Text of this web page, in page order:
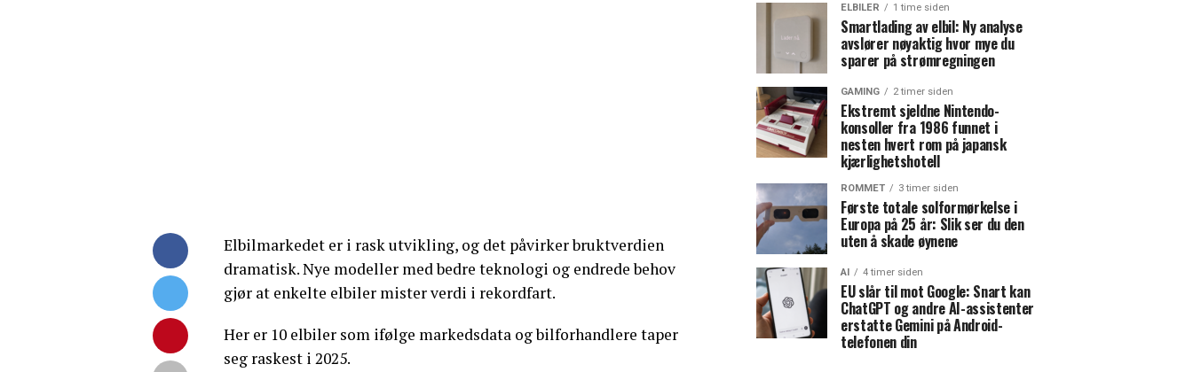
Elbilmarkedet er i rask utvikling, og det påvirker bruktverdien
dramatisk. Nye modeller med bedre teknologi og endrede behov
gjør at enkelte elbiler mister verdi i rekordfart.
Her er 10 elbiler som ifølge markedsdata og bilforhandlere taper
seg raskest i 2025.
ELBILER 1 time siden
Smartlading av elbil: Ny analyse
avslører nøyaktig hvor mye du
sparer på strømregningen
GAMING 2 timer siden
Ekstremt sjeldne Nintendo-
konsoller fra 1986 funnet i
nesten hvert rom på japansk
kjærlighetshotell
ROMMET 3 timer siden
Første totale solformørkelse i
Europa på 25 år: Slik ser du den
uten å skade øynene
AI 4 timer siden
EU slår til mot Google: Snart kan
ChatGPT og andre AI-assistenter
erstatte Gemini på Android-
telefonen din